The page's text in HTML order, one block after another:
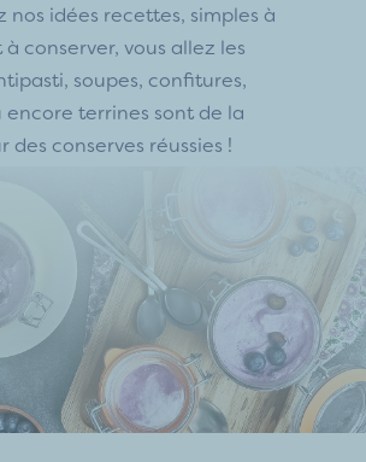
nos idées recettes, simples à
conserver, vous allez les
soupes, confitures,
encore terrines sont de la
des conserves réussies !